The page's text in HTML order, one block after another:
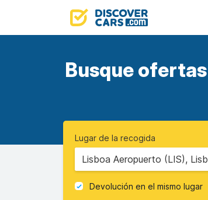
Busque
Lugar de la recogida
Lisboa Aeropuerto (LIS),
Devolución en el mismo lugar